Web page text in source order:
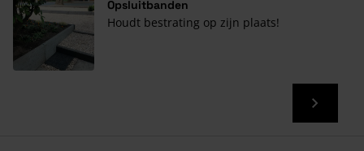
Opsluitbanden
Houdt bestrating op zijn plaats!